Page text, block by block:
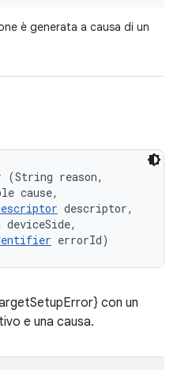
è generata a causa di un
(String reason,
cause,
descriptor,
deviceSide,
errorId)
con un
e una causa.